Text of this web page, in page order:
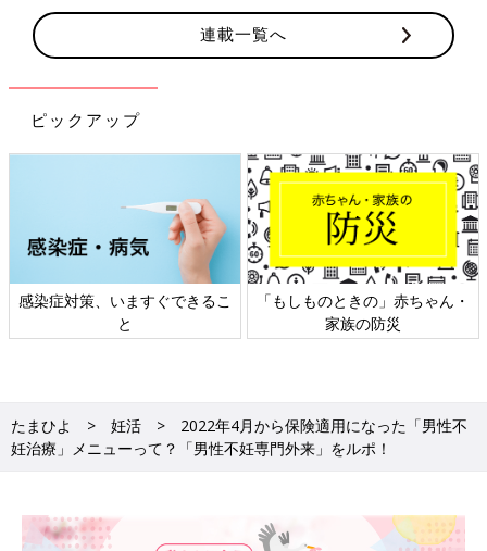
連載一覧へ
ピックアップ
感染症対策、いますぐできるこ
と
「もしものときの」赤ちゃん・
家族の防災
たまひよ 妊活
2022年4月から保険適用になった「男性不
妊治療」メニューって？「男性不妊専門外来」をルポ！